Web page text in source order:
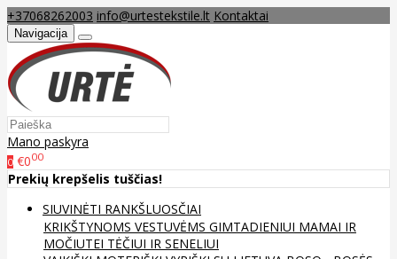
+37068262003 info@urtestekstile.lt Kontaktai
Navigacija
Mano paskyra
0 €000
Prekių krepšelis tuščias!
SIUVINĖTI RANKŠLUOSČIAI
KRIKŠTYNOMS VESTUVĖMS GIMTADIENIUI MAMAI IR
MOČIUTEI TĖČIUI IR SENELIUI